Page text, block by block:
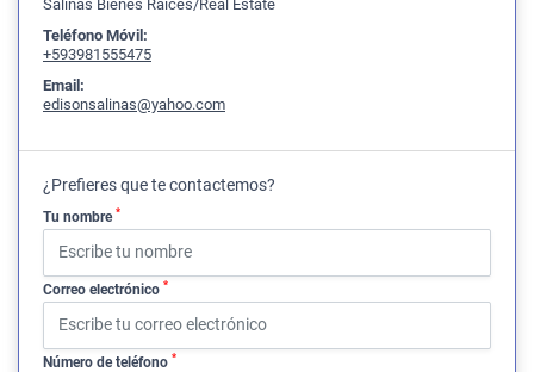
Salinas Bienes Raíces/Real Estate
Teléfono Móvil:
+593981555475
Email:
edisonsalinas@yahoo.com
¿Prefieres que te contactemos?
Tu nombre *
Correo electrónico *
Número de teléfono *